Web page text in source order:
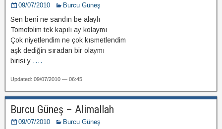
09/07/2010 Burcu Güneş
Sen beni ne sandın be alaylı
Tomofolim tek kapılı ay kolaymı
Çok niyetlendim ne çok kısmetlendim
aşk dediğin sıradan bir olaymı
birisi y ....
Updated: 09/07/2010 — 06:45
Burcu Güneş – Alimallah
09/07/2010 Burcu Güneş